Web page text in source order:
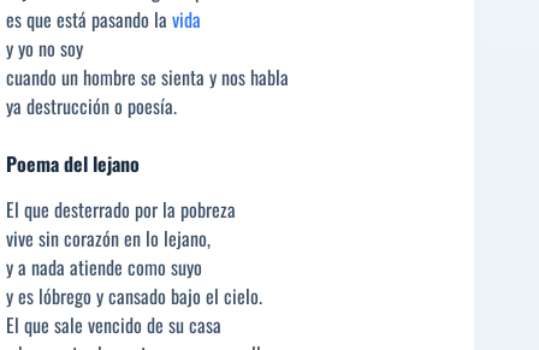
es que está pasando la vida
y yo no soy
cuando un hombre se sienta y nos habla
ya destrucción o poesía.
Poema del lejano
El que desterrado por la pobreza
vive sin corazón en lo lejano,
y a nada atiende como suyo
y es lóbrego y cansado bajo el cielo.
El que sale vencido de su casa